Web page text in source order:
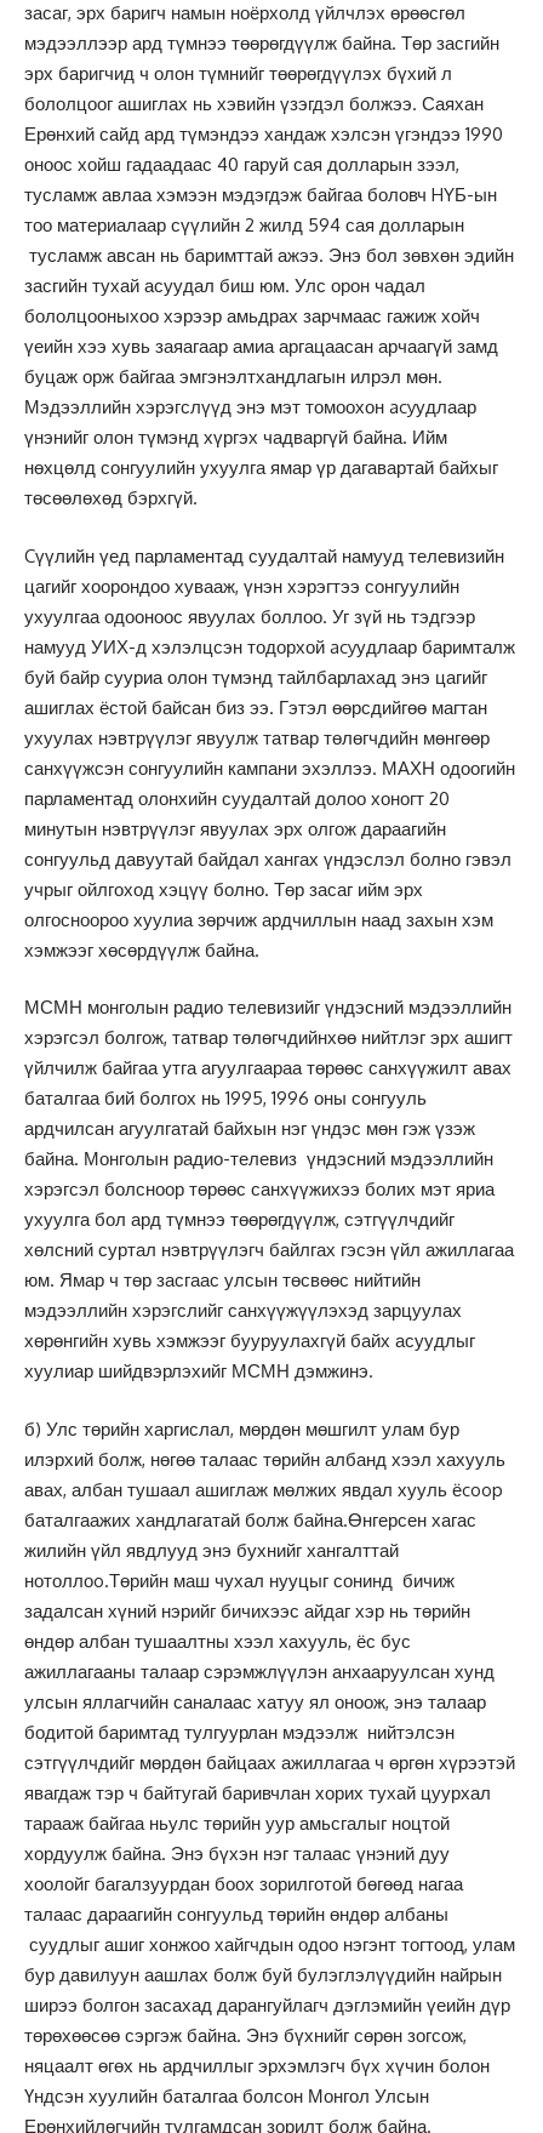
засаг, эрх баригч намын ноёрхолд үйлчлэх өрөөсгөл
мэдээллээр ард түмнээ төөрөгдүүлж байна. Төр засгийн
эрх баригчид ч олон түмнийг төөрөгдүүлэх бүхий л
бололцоог ашиглах нь хэвийн үзэгдэл болжээ. Саяхан
Ерөнхий сайд ард түмэндээ хандаж хэлсэн үгэндээ 1990
оноос хойш гадаадаас 40 гаруй сая долларын зээл,
тусламж авлаа хэмээн мэдэгдэж байгаа боловч HYБ-ын
тоо материалаар сүүлийн 2 жилд 594 сая долларын
тусламж авсан нь баримттай ажээ. Энэ бол зөвхөн эдийн
засгийн тухай асуудал биш юм. Улс орон чадал
бололцооныхоо хэрээр амьдрах зарчмаас гажиж хойч
үеийн хээ хувь заяагаар амиа аргацаасан арчаагүй замд
буцаж орж байгаа эмгэнэлтхандлагын илрэл мөн.
Мэдээллийн хэрэгслүүд энэ мэт томоохон acyудлаар
үнэнийг олон түмэнд хүргэх чадваргүй байна. Ийм
нөхцөлд сонгуулийн ухуулга ямар үр дагавартай байхыг
төсөөлөхөд бэрхгүй.
Cүүлийн үед парламентад суудалтай намууд телевизийн
цагийг хоорондоо хувааж, үнэн хэрэгтээ сонгуулийн
ухуулгаа одооноос явyулах боллоо. Уг зүй нь тэдгээр
намууд УИХ-д хэлэлцсэн тодорхой acyудлаар баримталж
буй байр сууриа олон түмэнд тайлбарлахад энэ цагийг
ашиглах ёстой байсан биз ээ. Гэтэл өөрсдийгөө магтан
ухуулах нэвтрүүлэг явуулж татвар төлөгчдийн мөнгөөр
санхүүжсэн сонгуулийн кампани эхэллээ. МАХН одоогийн
парламентад олонхийн суудалтай долоо хоногт 20
минутын нэвтрүүлэг явуулах эрх олгож дараагийн
сонгуульд давуутай байдал хангах үндэслэл болно гэвэл
учрыг ойлгоход хэцүү болно. Төр засаг ийм эрх
олгосноороо хуулиа зөрчиж ардчиллын наад захын хэм
хэмжээг хөсөрдүүлж байна.
МСМН монголын радио телевизийг үндэсний мэдээллийн
хэрэгсэл болгож, татвар төлөгчдийнхөө нийтлэг эрх ашигт
үйлчилж байгаа утга агуулгаараа төрөөс санхүүжилт авах
баталгаа бий болгох нь 1995, 1996 оны сонгууль
ардчилсан агуулгатай байхын нэг үндэс мөн гэж үзэж
байна. Монголын радио-телевиз үндэсний мэдээллийн
хэрэгсэл болсноор төрөөс санхүүжихээ болих мэт яриа
ухуулга бол ард түмнээ төөрөгдүүлж, сэтгүүлчдийг
хөлсний суртал нэвтрүүлэгч байлгах гэсэн үйл ажиллагаа
юм. Ямар ч төр засгаас улсын төсвөөс нийтийн
мэдээллийн хэрэгслийг санхүүжүүлэхэд зарцуулах
хөрөнгийн хувь хэмжээг бууруулахгүй байх асуудлыг
хуулиар шийдвэрлэхийг МСМН дэмжинэ.
б) Улс төрийн харгислал, мөрдөн мөшгилт улам бур
илэрхий болж, нөгөө талаас төрийн албанд хээл хахууль
авах, албан тушаал ашиглаж мөлжих явдал хууль ёcoop
баталгаажих хандлагатай болж байна.Өнгерсен хагас
жилийн үйл явдлууд энэ бухнийг хангалттай
нотоллоo.Төрийн маш чухал нууцыг сонинд бичиж
задалсан хүний нэрийг бичихээс айдаг хэр нь төрийн
өндөр албан тушаалтны хээл хахууль, ёс бус
ажиллагааны талаар сэрэмжлүүлэн анхааруулсан хунд
улсын яллагчийн саналаас хатуу ял оноож, энэ талаар
бодитой баримтад тулгуурлан мэдээлж нийтэлсэн
сэтгүүлчдийг мөрдөн байцаах ажиллагаа ч өргөн хүрээтэй
явагдаж тэр ч байтугай баривчлан хорих тухай цуурхал
тарааж байгаа ньулс төрийн уур амьсгалыг ноцтой
хордуулж байна. Энэ бүхэн нэг талаас үнэний дуу
хоолойг багалзуурдан боох зорилготой бөгөөд нагаа
талаас дараагийн сонгуульд төрийн өндөр албаны
суудлыг ашиг хонжоо хайгчдын одоо нэгэнт тогтоод, улам
бур давилуун аашлах болж буй булэглэлүүдийн найрын
ширээ болгон засахад дарангуйлагч дэглэмийн үеийн дүр
төрөхөөсөө сэргэж байна. Энэ бүхнийг сөрөн зогсож,
няцаалт өгөх нь ардчиллыг эрхэмлэгч бүх хүчин болон
Үндсэн хуулийн баталгаа болсон Монгол Улсын
Ерөнхийлөгчийн тулгамдсан зорилт болж байна.